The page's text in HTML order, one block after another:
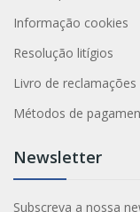
Informação cookies
Resolução litígios
Livro de reclamações
Métodos de
Newsletter
Subscreva a nossa